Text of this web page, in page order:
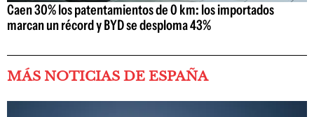
Caen 30% los patentamientos de 0 km: los importados
marcan un récord y BYD se desploma 43%
MÁS NOTICIAS DE ESPAÑA